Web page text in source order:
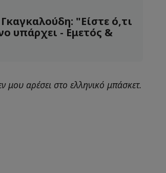
"Είστε ό,τι
υπάρχει - Εμετός &
μου αρέσει στο ελληνικό μπάσκετ.